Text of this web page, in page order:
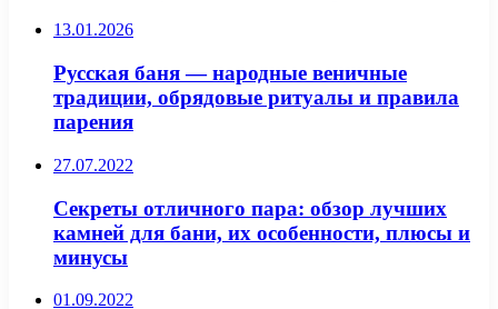
13.01.2026
Русская баня — народные веничные
традиции, обрядовые ритуалы и правила
парения
27.07.2022
Секреты отличного пара: обзор лучших
камней для бани, их особенности, плюсы и
минусы
01.09.2022